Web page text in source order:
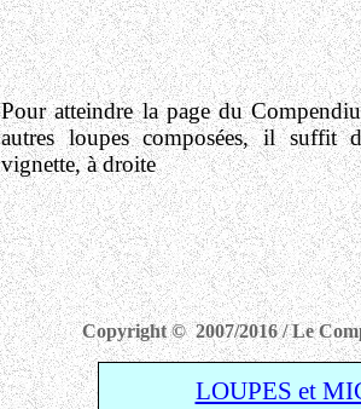
Pour atteindre la page du
autres loupes composées, il suffit
vignette, à droite
Copyright © 2007/2016 / Le
LOUPES et